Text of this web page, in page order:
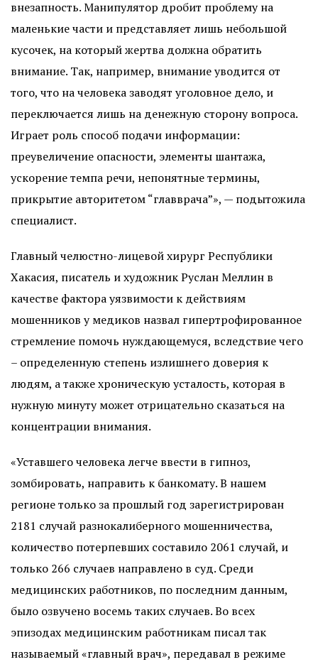
внезапность. Манипулятор дробит проблему на
маленькие части и представляет лишь небольшой
кусочек, на который жертва должна обратить
внимание. Так, например, внимание уводится от
того, что на человека заводят уголовное дело, и
переключается лишь на денежную сторону вопроса.
Играет роль способ подачи информации:
преувеличение опасности, элементы шантажа,
ускорение темпа речи, непонятные термины,
прикрытие авторитетом “главврача”», — подытожила
специалист.
Главный челюстно-лицевой хирург Республики
Хакасия, писатель и художник Руслан Меллин в
качестве фактора уязвимости к действиям
мошенников у медиков назвал гипертрофированное
стремление помочь нуждающемуся, вследствие чего
– определенную степень излишнего доверия к
людям, а также хроническую усталость, которая в
нужную минуту может отрицательно сказаться на
концентрации внимания.
«Уставшего человека легче ввести в гипноз,
зомбировать, направить к банкомату. В нашем
регионе только за прошлый год зарегистрирован
2181 случай разнокалиберного мошенничества,
количество потерпевших составило 2061 случай, и
только 266 случаев направлено в суд. Среди
медицинских работников, по последним данным,
было озвучено восемь таких случаев. Во всех
эпизодах медицинским работникам писал так
называемый «главный врач», передавал в режиме